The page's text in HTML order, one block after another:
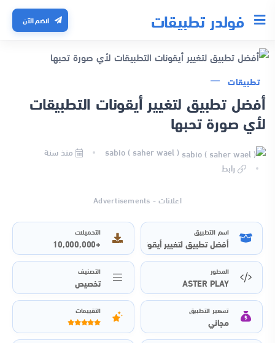
فولدر تطبيقات انضم الآن
تطبيقات
أفضل تطبيق لتغيير أيقونات التطبيقات
لأي صورة تحبها
منذ سنة
رابط
اعلانات - Advertisements
اسم التطبيق
أفضل تطبيق لتغيير أيقونات التطبيقات لأي صورة تحبها
التحميلات
+10,000,000
المطور
ASTER PLAY
التصنيف
تخصيص
تسعير التطبيق
مجاني
التقييمات